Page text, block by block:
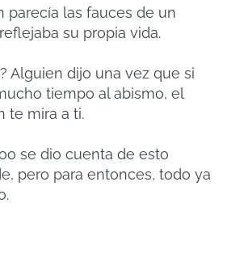
parecía las fauces de un
su propia vida.
Alguien dijo una vez que si
tiempo al abismo, el
te mira a ti.
se dio cuenta de esto
pero para entonces, todo ya